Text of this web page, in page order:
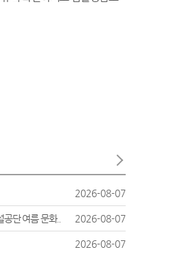
2026-08-07
단 여름 문화.. 2026-08-07
2026-08-07